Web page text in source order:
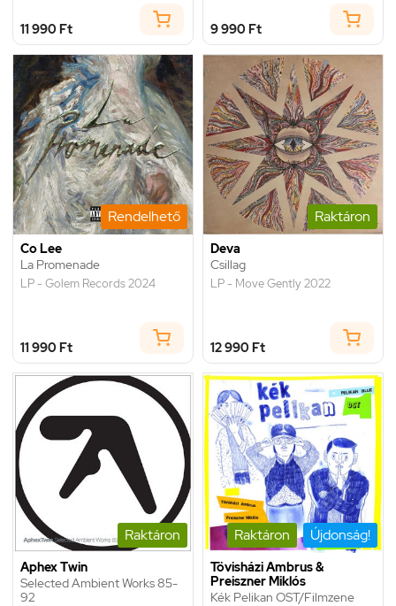
11 990 Ft 9 990 Ft
Rendelhető
Co Lee
La Promenade
LP - Golem Records 2024
11 990 Ft
Raktáron
Deva
Csillag
LP - Move Gently 2022
12 990 Ft
Raktáron
Aphex Twin
Selected Ambient Works 85-
92
Raktáron Újdonság!
Tövisházi Ambrus &
Preiszner Miklós
Kék Pelikan OST/Filmzene